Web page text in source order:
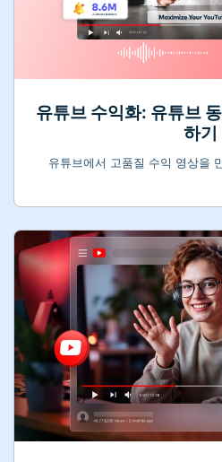
유튜브 수익화: 유튜브
하기
유튜브에서 고품질 수익 영상을